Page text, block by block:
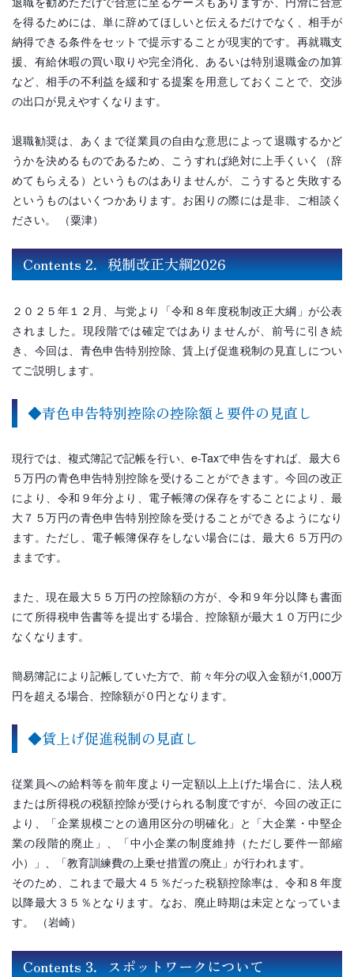
を得るためには、単に辞めてほしいと伝えるだけでなく、相手が
納得できる条件をセットで提示することが現実的です。再就職支
援、有給休暇の買い取りや完全消化、あるいは特別退職金の加算
など、相手の不利益を緩和する提案を用意しておくことで、交渉
の出口が見えやすくなります。
退職勧奨は、あくまで従業員の自由な意思によって退職するかど
うかを決めるものであるため、こうすれば絶対に上手くいく（辞
めてもらえる）というものはありませんが、こうすると失敗する
というものはいくつかあります。お困りの際には是非、ご相談く
ださい。 （粟津）
Contents 2．税制改正大綱2026
２０２５年１２月、与党より「令和８年度税制改正大綱」が公表
されました。現段階では確定ではありませんが、前号に引き続
き、今回は、青色申告特別控除、賃上げ促進税制の見直しについ
てご説明します。
◆青色申告特別控除の控除額と要件の見直し
現行では、複式簿記で記帳を行い、e-Taxで申告をすれば、最大６
５万円の青色申告特別控除を受けることができます。今回の改正
により、令和９年分より、電子帳簿の保存をすることにより、最
大７５万円の青色申告特別控除を受けることができるようになり
ます。ただし、電子帳簿保存をしない場合には、最大６５万円の
ままです。
また、現在最大５５万円の控除額の方が、令和９年分以降も書面
にて所得税申告書等を提出する場合、控除額が最大１０万円に少
なくなります。
簡易簿記により記帳していた方で、前々年分の収入金額が1,000万
円を超える場合、控除額が０円となります。
◆賃上げ促進税制の見直し
従業員への給料等を前年度より一定額以上上げた場合に、法人税
または所得税の税額控除が受けられる制度ですが、今回の改正に
より、「企業規模ごとの適用区分の明確化」と「大企業・中堅企
業の段階的廃止」、「中小企業の制度維持（ただし要件一部縮
小）」、「教育訓練費の上乗せ措置の廃止」が行われます。
そのため、これまで最大４５％だった税額控除率は、令和８年度
以降最大３５％となります。なお、廃止時期は未定となっていま
す。 （岩崎）
Contents 3．スポットワークについて